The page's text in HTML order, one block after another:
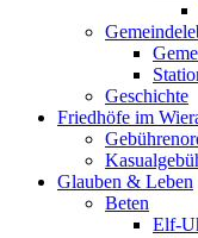
Geschichte
Friedhöfe im
Glauben & Leben
Beten
Elf-